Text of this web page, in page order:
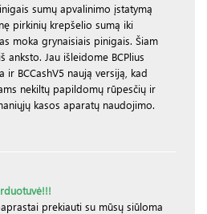
sumų apvalinimo įstatymą
pirkinių krepšelio sumą iki
moka grynaisiais pinigais. Šiam
anksto. Jau išleidome BCPlius
ir BCCashV5 naują versiją, kad
nekiltų papildomų rūpesčių ir
kasos aparatų naudojimo.
prekiauti su mūsų siūloma